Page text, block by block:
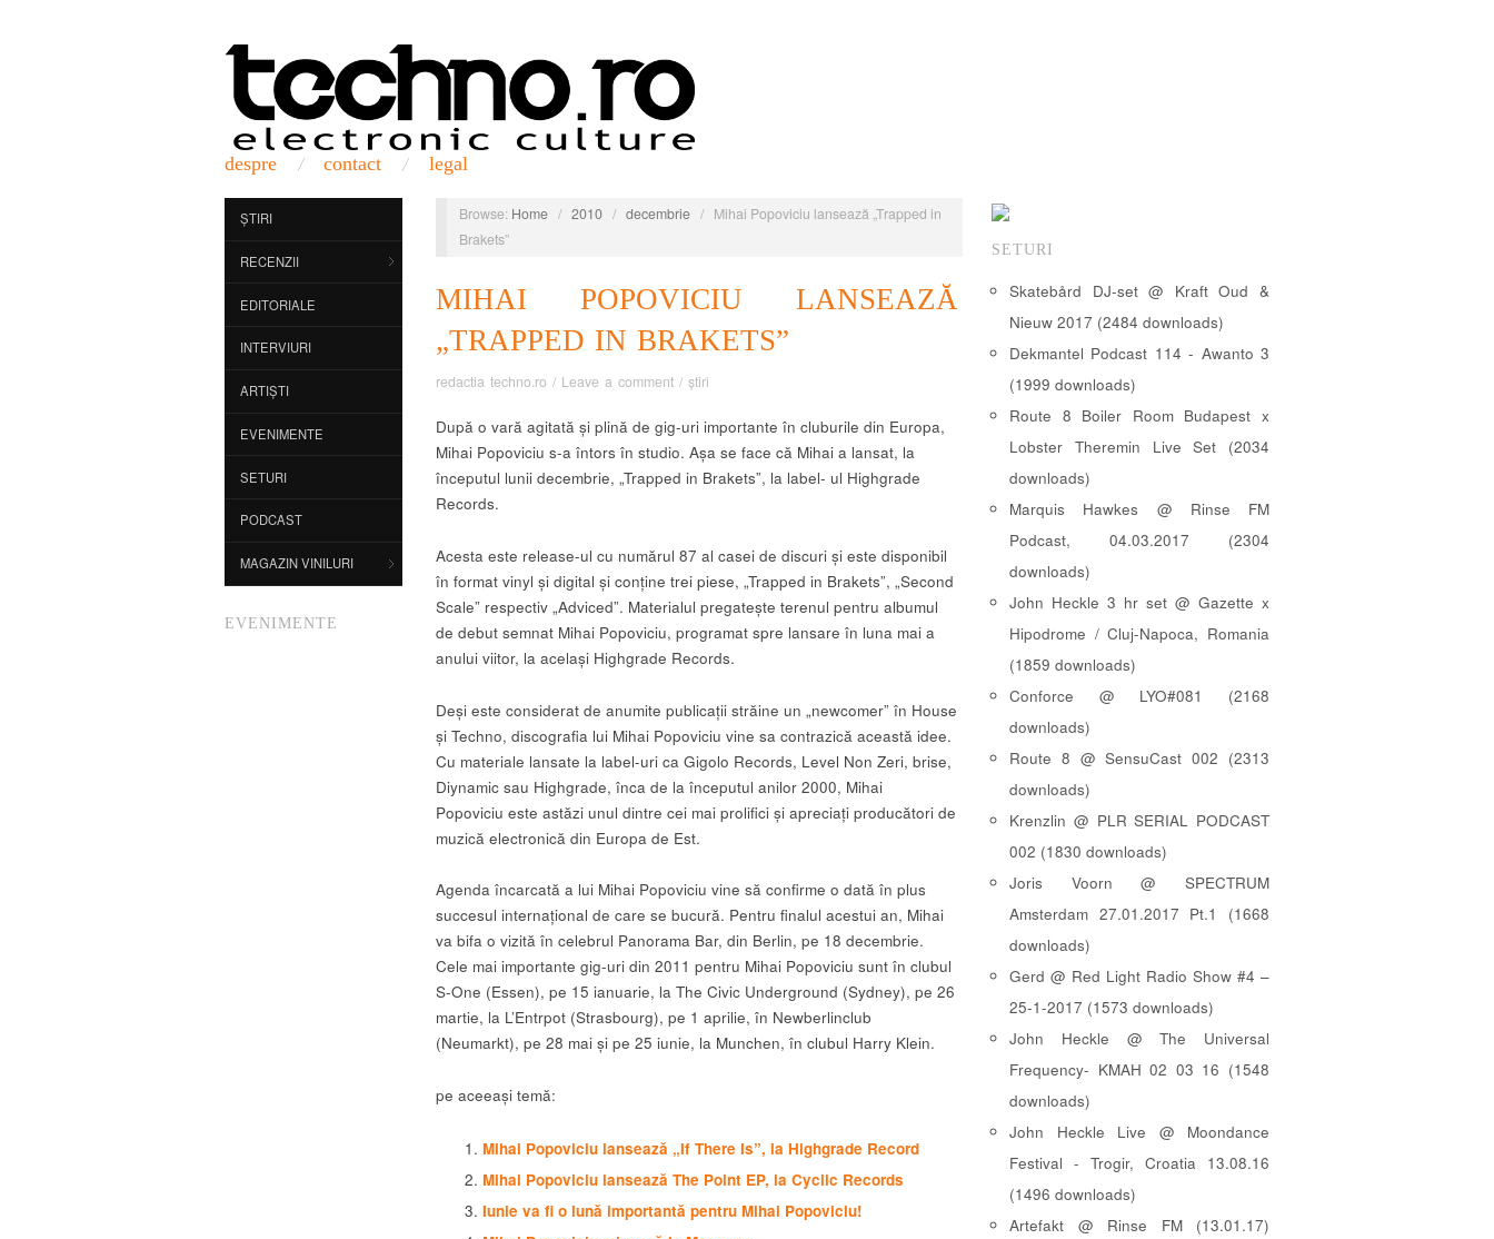
despre contact legal
ȘTIRI
RECENZII
EDITORIALE
INTERVIURI
ARTIȘTI
EVENIMENTE
SETURI
PODCAST
MAGAZIN VINILURI
EVENIMENTE
Browse: Home / 2010 / decembrie / Mihai Popoviciu lansează „Trapped in
Brakets”
MIHAI POPOVICIU LANSEAZĂ
„TRAPPED IN BRAKETS”
redactia techno.ro / Leave a comment / știri
După o vară agitată și plină de gig-uri importante în cluburile din Europa,
Mihai Popoviciu s-a întors în studio. Așa se face că Mihai a lansat, la
începutul lunii decembrie, „Trapped in Brakets”, la label- ul Highgrade
Records.
Acesta este release-ul cu numărul 87 al casei de discuri și este disponibil
în format vinyl și digital și conține trei piese, „Trapped in Brakets”, „Second
Scale” respectiv „Adviced”. Materialul pregatește terenul pentru albumul
de debut semnat Mihai Popoviciu, programat spre lansare în luna mai a
anului viitor, la același Highgrade Records.
Deși este considerat de anumite publicații străine un „newcomer” în House
și Techno, discografia lui Mihai Popoviciu vine sa contrazică această idee.
Cu materiale lansate la label-uri ca Gigolo Records, Level Non Zeri, brise,
Diynamic sau Highgrade, înca de la începutul anilor 2000, Mihai
Popoviciu este astăzi unul dintre cei mai prolifici și apreciați producători de
muzică electronică din Europa de Est.
Agenda încarcată a lui Mihai Popoviciu vine să confirme o dată în plus
succesul internațional de care se bucură. Pentru finalul acestui an, Mihai
va bifa o vizită în celebrul Panorama Bar, din Berlin, pe 18 decembrie.
Cele mai importante gig-uri din 2011 pentru Mihai Popoviciu sunt în clubul
S-One (Essen), pe 15 ianuarie, la The Civic Underground (Sydney), pe 26
martie, la L’Entrpot (Strasbourg), pe 1 aprilie, în Newberlinclub
(Neumarkt), pe 28 mai și pe 25 iunie, la Munchen, în clubul Harry Klein.
pe aceeași temă:
Mihai Popoviciu lansează „If There Is”, la Highgrade Record
Mihai Popoviciu lansează The Point EP, la Cyclic Records
Iunie va fi o lună importantă pentru Mihai Popoviciu!
SETURI
Skatebård DJ-set @ Kraft Oud &
Nieuw 2017 (2484 downloads)
Dekmantel Podcast 114 - Awanto 3
(1999 downloads)
Route 8 Boiler Room Budapest x
Lobster Theremin Live Set (2034
downloads)
Marquis Hawkes @ Rinse FM
Podcast, 04.03.2017 (2304
downloads)
John Heckle 3 hr set @ Gazette x
Hipodrome / Cluj-Napoca, Romania
(1859 downloads)
Conforce @ LYO#081 (2168
downloads)
Route 8 @ SensuCast 002 (2313
downloads)
Krenzlin @ PLR SERIAL PODCAST
002 (1830 downloads)
Joris Voorn @ SPECTRUM
Amsterdam 27.01.2017 Pt.1 (1668
downloads)
Gerd @ Red Light Radio Show #4 –
25-1-2017 (1573 downloads)
John Heckle @ The Universal
Frequency- KMAH 02 03 16 (1548
downloads)
John Heckle Live @ Moondance
Festival - Trogir, Croatia 13.08.16
(1496 downloads)
Artefakt @ Rinse FM (13.01.17)